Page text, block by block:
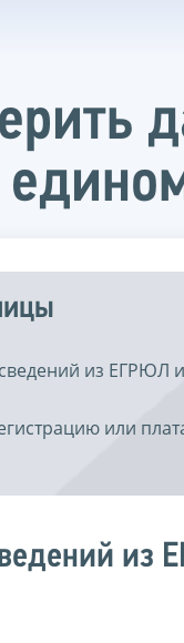
из ЕГРЮЛ
или
из